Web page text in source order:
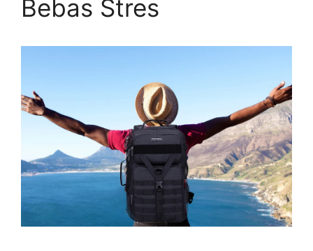
Bebas Stres